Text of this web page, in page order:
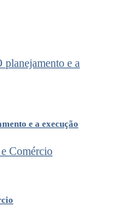
e a execução